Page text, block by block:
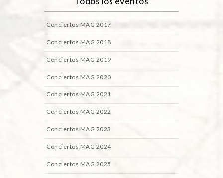
Conciertos MAG 2017
Conciertos MAG 2018
Conciertos MAG 2019
Conciertos MAG 2020
Conciertos MAG 2021
Conciertos MAG 2022
Conciertos MAG 2023
Conciertos MAG 2024
Conciertos MAG 2025